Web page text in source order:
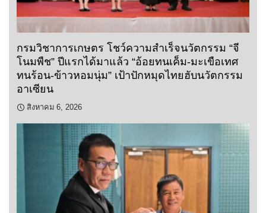
กรมวิชาการเกษตร โชว์ความสำเร็จนวัตกรรม “จี
โนมพืช” ปีแรกได้มาแล้ว “อ้อยทนเค็ม-มะเขือเทศ
ทนร้อน-ข้าวหอมนุ่ม” เป้าปักหมุดไทยฮับนวัตกรรม
อาเซียน
สิงหาคม 6, 2026